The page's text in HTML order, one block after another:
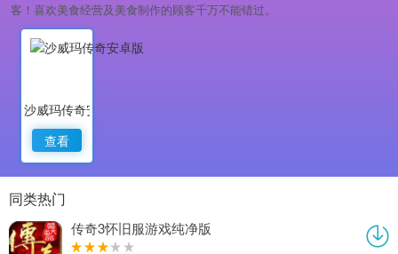
客！喜欢美食经营及美食制作的顾客千万不能错过。
沙威玛传奇安卓版
查看
同类热门
传奇3怀旧服游戏纯净版